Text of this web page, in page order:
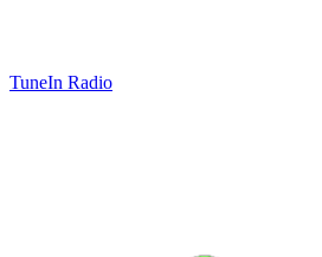
TuneIn Radio